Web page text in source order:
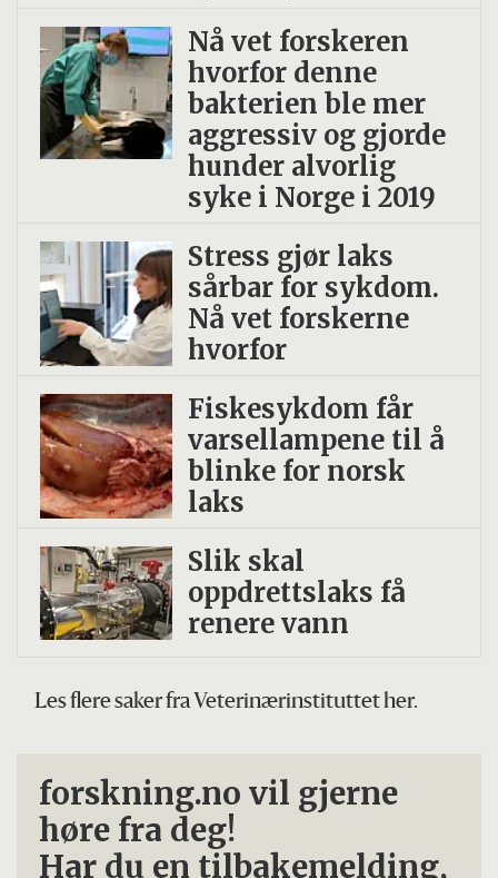
Nå vet forskeren
hvorfor denne
bakterien ble mer
aggressiv og gjorde
hunder alvorlig
syke i Norge i 2019
Stress gjør laks
sårbar for sykdom.
Nå vet forskerne
hvorfor
Fiskesykdom får
varsellampene til å
blinke for norsk
laks
Slik skal
oppdrettslaks få
renere vann
Les flere saker fra Veterinærinstituttet her.
forskning.no vil gjerne
høre fra deg!
Har du en tilbakemelding,